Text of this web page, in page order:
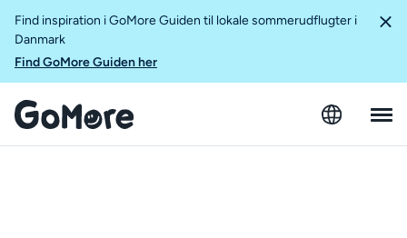
Find inspiration i GoMore Guiden til lokale sommerudflugter i
Danmark
Find GoMore Guiden her